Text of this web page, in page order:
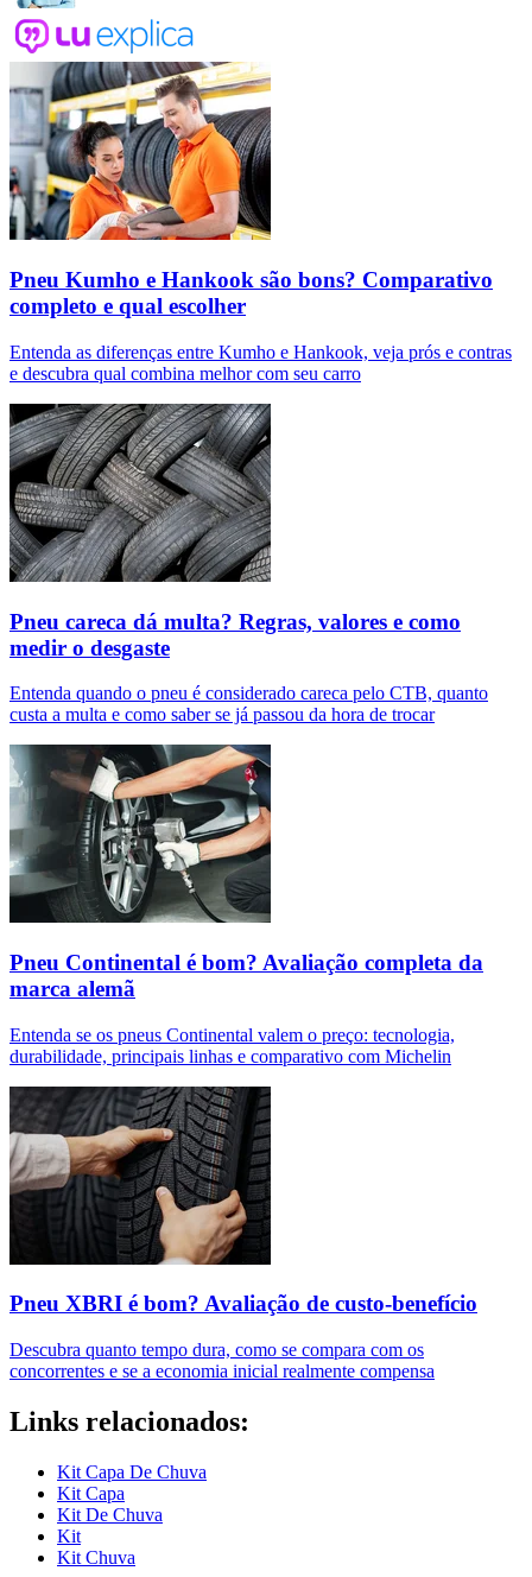
Pneu Kumho e Hankook são bons? Comparativo
completo e qual escolher
Entenda as diferenças entre Kumho e Hankook, veja prós e contras
e descubra qual combina melhor com seu carro
Pneu careca dá multa? Regras, valores e como
medir o desgaste
Entenda quando o pneu é considerado careca pelo CTB, quanto
custa a multa e como saber se já passou da hora de trocar
Pneu Continental é bom? Avaliação completa da
marca alemã
Entenda se os pneus Continental valem o preço: tecnologia,
durabilidade, principais linhas e comparativo com Michelin
Pneu XBRI é bom? Avaliação de custo-benefício
Descubra quanto tempo dura, como se compara com os
concorrentes e se a economia inicial realmente compensa
Links relacionados:
Kit Capa De Chuva
Kit Capa
Kit De Chuva
Kit
Kit Chuva